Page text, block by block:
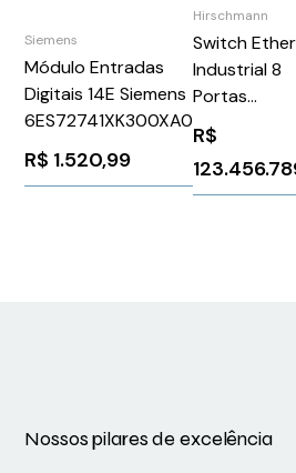
Siemens
Módulo Entradas
Digitais 14E Siemens
6ES72741XK300XA0
R$ 1.520,99
Hirschmann
Switch
Industrial 8
Portas
Hirschmann
Spider II 8TX
(Usado)
R$
Nossos pilares de excelência